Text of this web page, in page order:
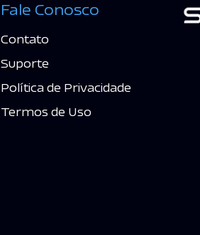
Fale Conosco
Contato
Suporte
Política de Privacidade
Termos de Uso